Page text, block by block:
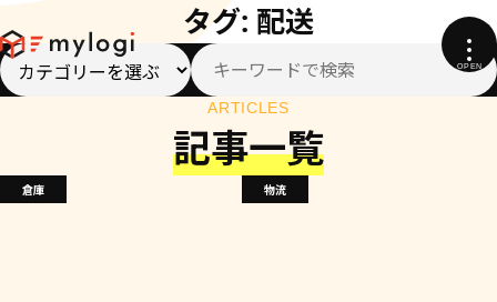
タグ: 配送
記事一覧
ARTICLES
倉庫 物流